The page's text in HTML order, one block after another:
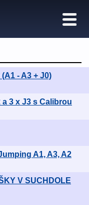
- A3 + J0)
3 x J3 s Calibrou
A1, A3, A2
V SUCHDOLE